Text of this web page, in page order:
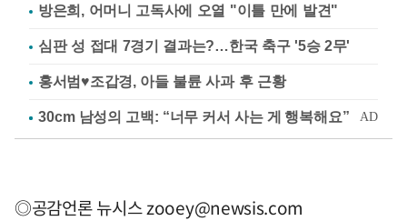
방은희, 어머니 고독사에 오열 "이틀 만에 발견"
심판 성 접대 7경기 결과는?…한국 축구 '5승 2무'
홍서범♥조갑경, 아들 불륜 사과 후 근황
◎공감언론 뉴시스zooey@newsis.com